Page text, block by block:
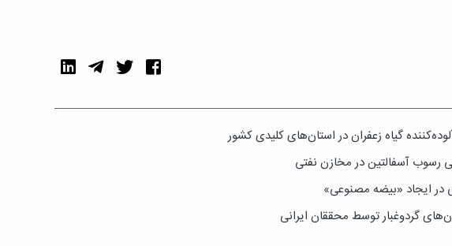
گیاه زعفران در استان‌های کلیدی کشور
رسوب آسفالتین در مخازن نفتی
در ایجاد «بیضه مصنوعی»
گردوغبار توسط محققان ایرانی